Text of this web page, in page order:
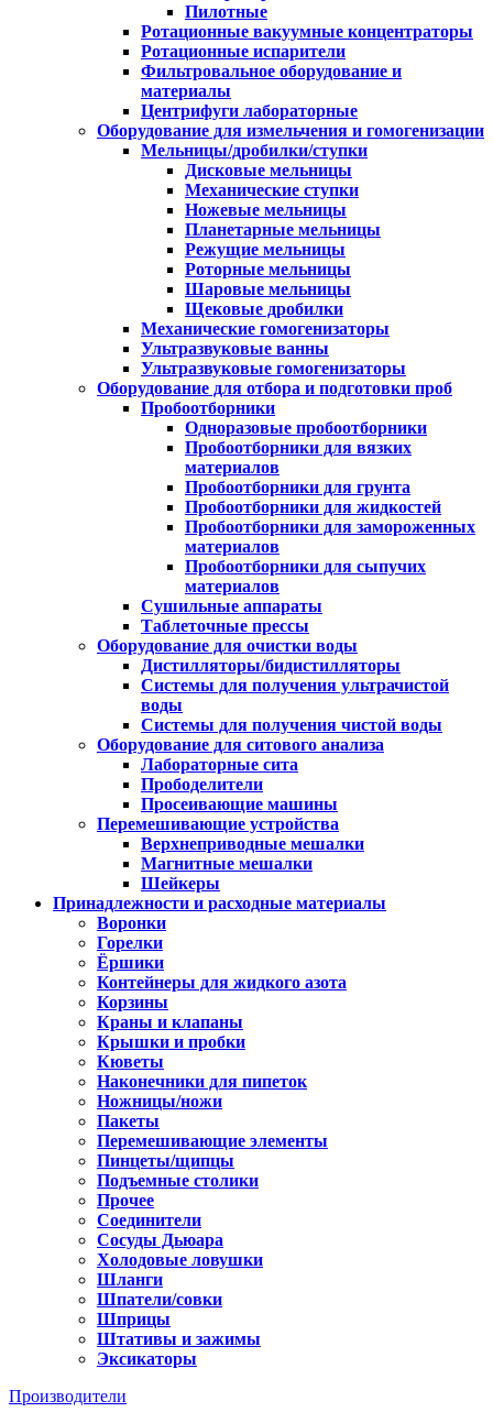
Пилотные
Ротационные вакуумные концентраторы
Ротационные испарители
Фильтровальное оборудование и
материалы
Центрифуги лабораторные
Оборудование для измельчения и гомогенизации
Мельницы/дробилки/ступки
Дисковые мельницы
Механические ступки
Ножевые мельницы
Планетарные мельницы
Режущие мельницы
Роторные мельницы
Шаровые мельницы
Щековые дробилки
Механические гомогенизаторы
Ультразвуковые ванны
Ультразвуковые гомогенизаторы
Оборудование для отбора и подготовки проб
Пробоотборники
Одноразовые пробоотборники
Пробоотборники для вязких
материалов
Пробоотборники для грунта
Пробоотборники для жидкостей
Пробоотборники для замороженных
материалов
Пробоотборники для сыпучих
материалов
Сушильные аппараты
Таблеточные прессы
Оборудование для очистки воды
Дистилляторы/бидистилляторы
Системы для получения ультрачистой
воды
Системы для получения чистой воды
Оборудование для ситового анализа
Лабораторные сита
Прободелители
Просеивающие машины
Перемешивающие устройства
Верхнеприводные мешалки
Магнитные мешалки
Шейкеры
Принадлежности и расходные материалы
Воронки
Горелки
Ёршики
Контейнеры для жидкого азота
Корзины
Краны и клапаны
Крышки и пробки
Кюветы
Наконечники для пипеток
Ножницы/ножи
Пакеты
Перемешивающие элементы
Пинцеты/щипцы
Подъемные столики
Прочее
Соединители
Сосуды Дьюара
Холодовые ловушки
Шланги
Шпатели/совки
Шприцы
Штативы и зажимы
Эксикаторы
Производители